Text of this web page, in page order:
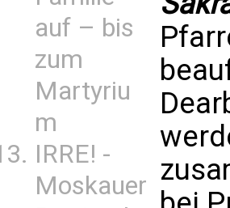
auf – bis
zum
Martyriu
m
IRRE! -
Moskauer